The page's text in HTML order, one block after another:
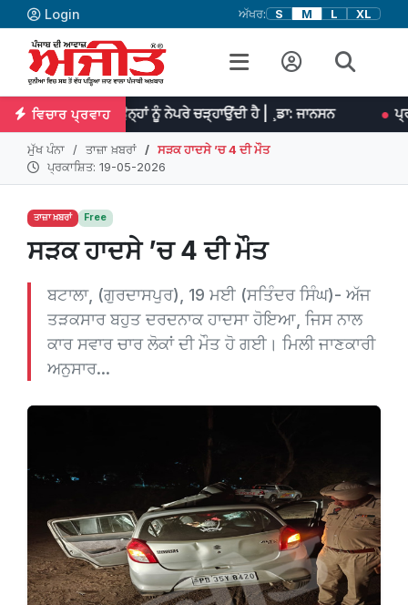
Login ਅੱਖਰ: S M L XL
ਵਿਚਾਰ ਪ੍ਰਵਾਹ
ਉਨ੍ਹਾਂ ਨੂੰ ਨੇਪਰੇ ਚੜ੍ਹਾਉਂਦੀ ਹੈ | ¸ਡਾ: ਜਾਨਸਨ ਪ੍ਰਤਿਭਾ ਮਹਾਨ
ਮੁੱਖ ਪੰਨਾ ਤਾਜ਼ਾ ਖ਼ਬਰਾਂ
ਸੜਕ ਹਾਦਸੇ ’ਚ 4 ਦੀ ਮੌਤ
ਪ੍ਰਕਾਸ਼ਿਤ: 19-05-2026
ਤਾਜ਼ਾ ਖ਼ਬਰਾਂ Free
ਸੜਕ ਹਾਦਸੇ ’ਚ 4 ਦੀ ਮੌਤ
ਬਟਾਲਾ, (ਗੁਰਦਾਸਪੁਰ), 19 ਮਈ (ਸਤਿੰਦਰ ਸਿੰਘ)- ਅੱਜ
ਤੜਕਸਾਰ ਬਹੁਤ ਦਰਦਨਾਕ ਹਾਦਸਾ ਹੋਇਆ, ਜਿਸ ਨਾਲ
ਕਾਰ ਸਵਾਰ ਚਾਰ ਲੋਕਾਂ ਦੀ ਮੌਤ ਹੋ ਗਈ। ਮਿਲੀ ਜਾਣਕਾਰੀ
ਅਨੁਸਾਰ...